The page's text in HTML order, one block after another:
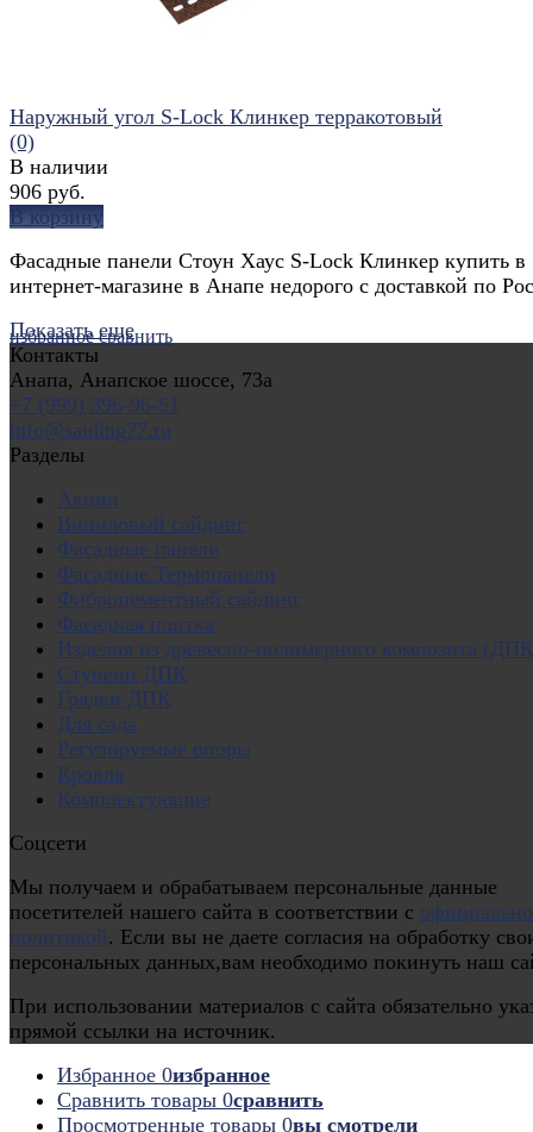
избранное сравнить
Наружный угол S-Lock Клинкер терракотовый
(0)
В наличии
906 руб.
В корзину
Фасадные панели Стоун Хаус S-Lock Клинкер купить в
интернет-магазине в Анапе недорого с доставкой по
Показать еще
Контакты
Анапа, Анапское шоссе, 73а
+7 (999) 396-96-51
info@saiding77.ru
Разделы
Акции
Виниловый сайдинг
Фасадные панели
Фасадные Термопанели
Фиброцементный сайдинг
Фасадная плитка
Изделия из древесно-полимерного композита
Ступени ДПК
Грядки ДПК
Для сада
Регулируемые опоры
Кровля
Комплектующие
Соцсети
Мы получаем и обрабатываем персональные данные
посетителей нашего сайта в соответствии с
политикой. Если вы не даете согласия на обработку
персональных данных,вам необходимо покинуть наш
При использовании материалов с сайта обязательно
прямой ссылки на источник.
Избранное 0избранное
Сравнить товары 0сравнить
Просмотренные товары 0вы смотрели